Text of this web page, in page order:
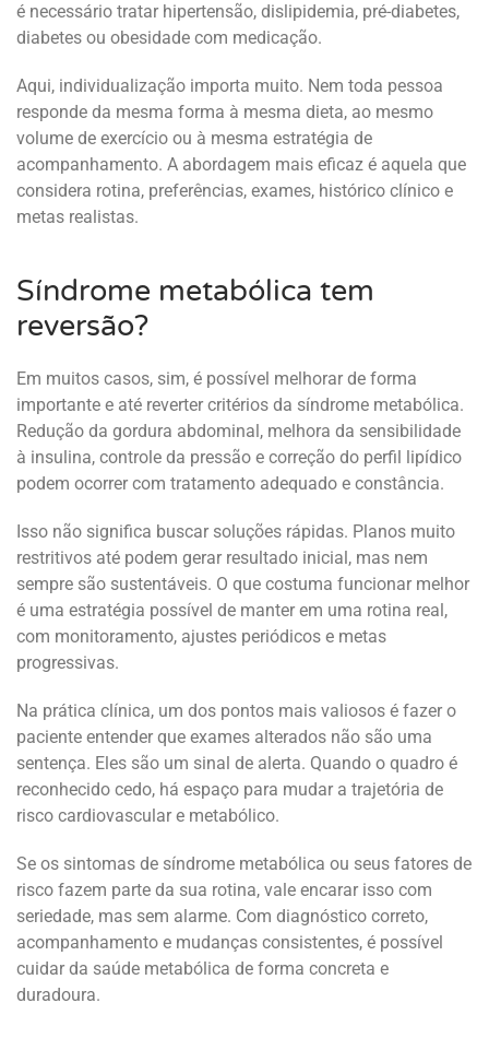
é necessário tratar hipertensão, dislipidemia, pré-diabetes,
diabetes ou obesidade com medicação.
Aqui, individualização importa muito. Nem toda pessoa
responde da mesma forma à mesma dieta, ao mesmo
volume de exercício ou à mesma estratégia de
acompanhamento. A abordagem mais eficaz é aquela que
considera rotina, preferências, exames, histórico clínico e
metas realistas.
Síndrome metabólica tem
reversão?
Em muitos casos, sim, é possível melhorar de forma
importante e até reverter critérios da síndrome metabólica.
Redução da gordura abdominal, melhora da sensibilidade
à insulina, controle da pressão e correção do perfil lipídico
podem ocorrer com tratamento adequado e constância.
Isso não significa buscar soluções rápidas. Planos muito
restritivos até podem gerar resultado inicial, mas nem
sempre são sustentáveis. O que costuma funcionar melhor
é uma estratégia possível de manter em uma rotina real,
com monitoramento, ajustes periódicos e metas
progressivas.
Na prática clínica, um dos pontos mais valiosos é fazer o
paciente entender que exames alterados não são uma
sentença. Eles são um sinal de alerta. Quando o quadro é
reconhecido cedo, há espaço para mudar a trajetória de
risco cardiovascular e metabólico.
Se os sintomas de síndrome metabólica ou seus fatores de
risco fazem parte da sua rotina, vale encarar isso com
seriedade, mas sem alarme. Com diagnóstico correto,
acompanhamento e mudanças consistentes, é possível
cuidar da saúde metabólica de forma concreta e
duradoura.